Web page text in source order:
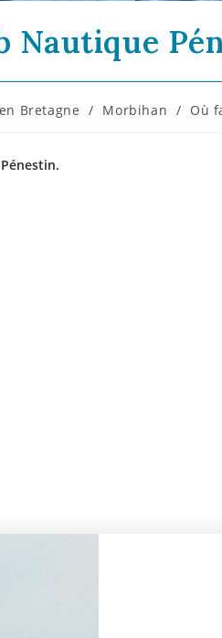
Nautique
Bretagne / Morbihan / Où